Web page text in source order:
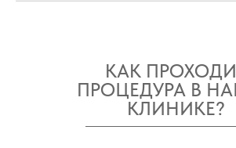
КАК
ПРОЦЕДУРА В
КЛИНИКЕ?